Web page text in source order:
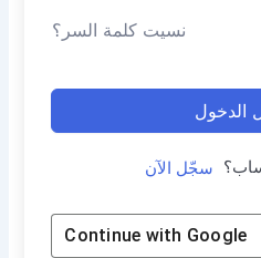
نسيت كلمة السر؟
الدخول
سجّل الآن
Continue with Google